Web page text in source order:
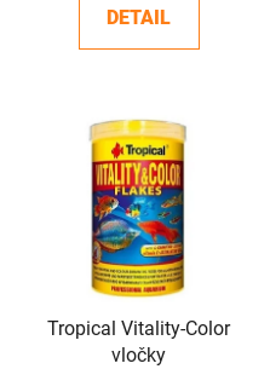
DETAIL
Tropical Vitality-Color
vločky